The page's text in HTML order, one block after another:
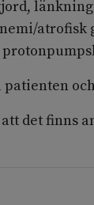
länkning
atrofisk
det finns